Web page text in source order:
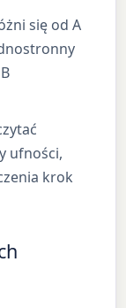
się od A
ufności,
krok